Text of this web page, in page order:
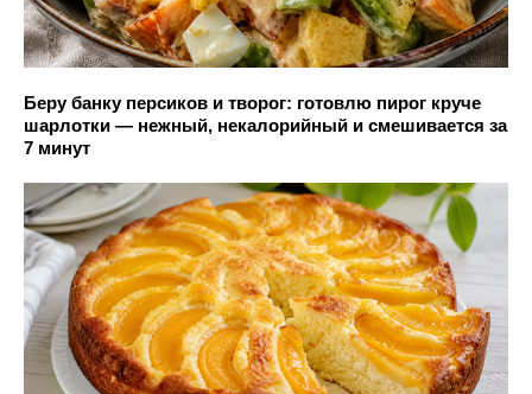
Беру банку персиков и творог: готовлю пирог круче
шарлотки — нежный, некалорийный и смешивается за
7 минут